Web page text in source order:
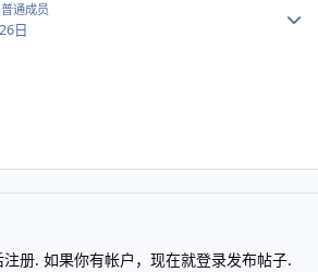
普通成员
日
册. 如果你有帐户， 现在就登录发布帖子.